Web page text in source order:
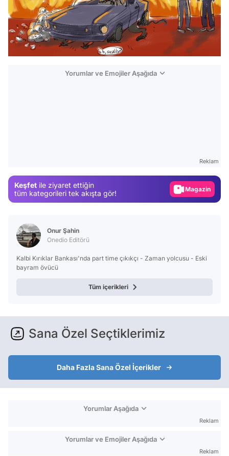
Yorumlar ve Emojiler Aşağıda
Reklam
Keşfet ile ziyaret ettiğin
tüm kategorileri tek akışta gör!
Test
Onur Şahin
Onedio Editörü
Kalbi Kırıklar Bankası'nda part time çıkıkçı - Zaman yolcusu - Eski
bayram övücü
Tüm içerikleri
Sana Özel Seçtiklerimiz
Daha Fazla Sana Özel İçerikler
Yorumlar Aşağıda
Reklam
Yorumlar ve Emojiler Aşağıda
Reklam